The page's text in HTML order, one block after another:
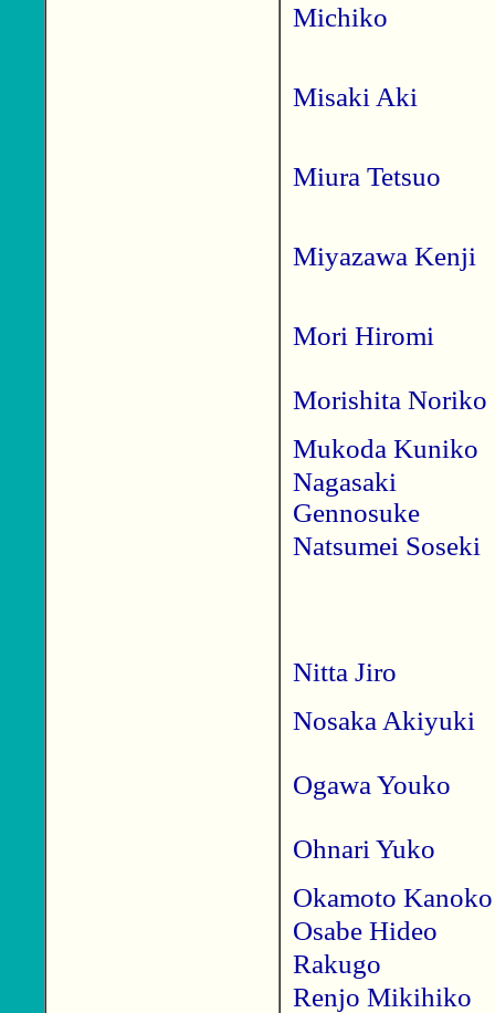
Michiko
Misaki Aki
Miura Tetsuo
Miyazawa Kenji
Mori Hiromi
Morishita Noriko
Mukoda Kuniko
Nagasaki
Gennosuke
Natsumei Soseki
Nitta Jiro
Nosaka Akiyuki
Ogawa Youko
Ohnari Yuko
Okamoto
Osabe Hideo
Rakugo
Renjo Mikihiko